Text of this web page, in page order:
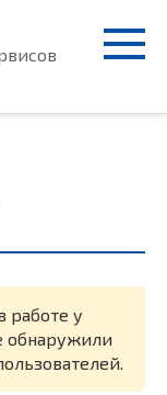
работе у
обнаружили